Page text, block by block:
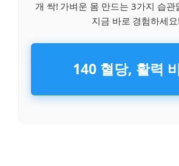
개 싹! 가벼운 몸 만드는 3가지 습관
지금 바로 경험하세요!
140 혈당, 활력